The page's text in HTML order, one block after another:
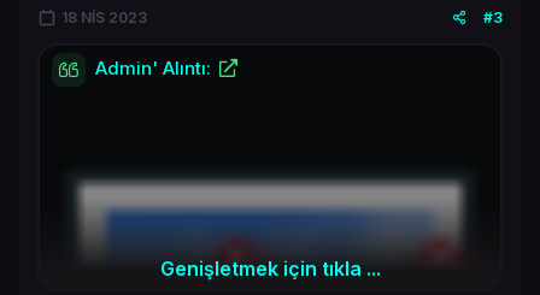
18 NIS 2023 #3
Admin' Alıntı:
Genişletmek için tıkla ...